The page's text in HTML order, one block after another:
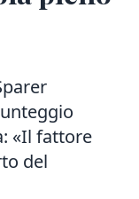
«Il fattore
del